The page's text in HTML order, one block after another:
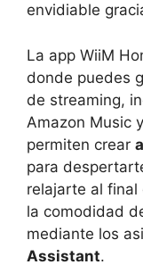
envidiable
La app WiiM
donde puedes
de streaming,
Amazon Music
permiten crear
para
relajarte al
la comodidad
mediante los
Assistant.